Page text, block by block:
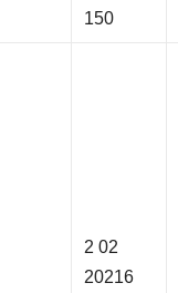
150
2 02
20216